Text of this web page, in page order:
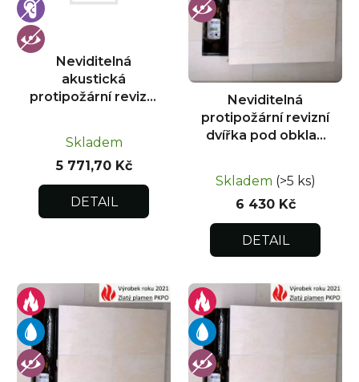
s
p
Neviditelná
akustická
protipožární revizní
Skladem
5 771,70 Kč
DETAIL
Neviditelná
protipožární revizní
dvířka pod obklad
Skladem (>5 ks)
6 430 Kč
DETAIL